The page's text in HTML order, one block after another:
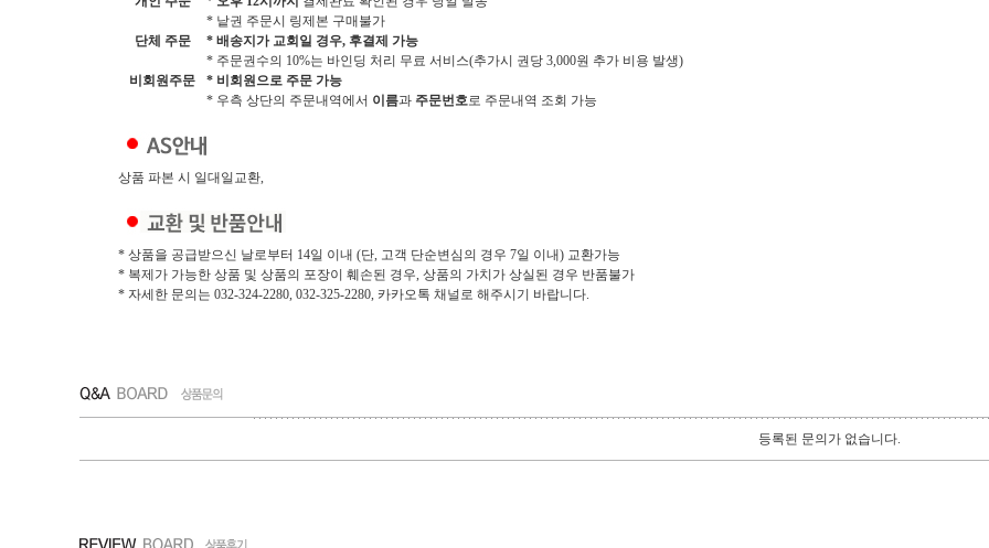
* 낱권 주문시 링제본 구매불가
단체 주문
* 배송지가 교회일 경우, 후결제 가능
* 주문권수의 10%는 바인딩 처리 무료 서비스(추가시 권당 3,000원 추가 비용 발생)
비회원주문
* 비회원으로 주문 가능
* 우측 상단의 주문내역에서 이름과 주문번호로 주문내역 조회 가능
상품 파본 시 일대일교환,
* 상품을 공급받으신 날로부터 14일 이내 (단, 고객 단순변심의 경우 7일 이내) 교환가능
* 복제가 가능한 상품 및 상품의 포장이 훼손된 경우, 상품의 가치가 상실된 경우 반품불가
* 자세한 문의는 032-324-2280, 032-325-2280, 카카오톡 채널로 해주시기 바랍니다.
등록된 문의가 없습니다.